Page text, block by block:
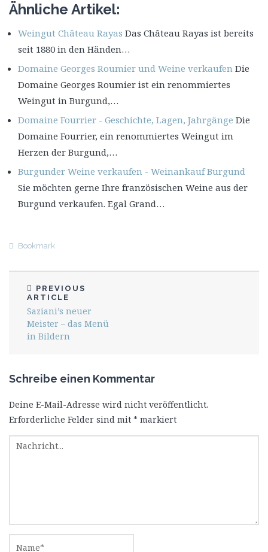
Ähnliche Artikel:
Weingut Château Rayas Das Château Rayas ist bereits
seit 1880 in den Händen…
Domaine Georges Roumier und Weine verkaufen Die
Domaine Georges Roumier ist ein renommiertes
Weingut in Burgund,…
Domaine Fourrier - Geschichte, Lagen, Jahrgänge Die
Domaine Fourrier, ein renommiertes Weingut im
Herzen der Burgund,…
Burgunder Weine verkaufen - Weinankauf Burgund
Sie möchten gerne Ihre französischen Weine aus der
Burgund verkaufen. Egal Grand…
Bookmark
PREVIOUS
ARTICLE
Saziani’s neuer
Meister – das Menü
in Bildern
Schreibe einen Kommentar
Deine E-Mail-Adresse wird nicht veröffentlicht.
Erforderliche Felder sind mit * markiert